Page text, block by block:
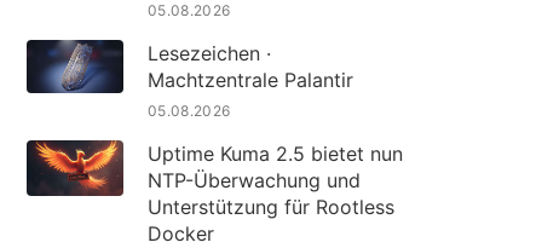
05.08.2026
Lesezeichen ·
Machtzentrale Palantir
05.08.2026
Uptime Kuma 2.5 bietet nun
NTP-Überwachung und
Unterstützung für Rootless
Docker